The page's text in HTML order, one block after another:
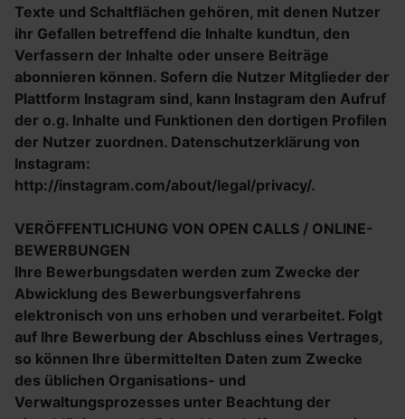
Texte und Schaltflächen gehören, mit denen Nutzer
ihr Gefallen betreffend die Inhalte kundtun, den
Verfassern der Inhalte oder unsere Beiträge
abonnieren können. Sofern die Nutzer Mitglieder der
Plattform Instagram sind, kann Instagram den Aufruf
der o.g. Inhalte und Funktionen den dortigen Profilen
der Nutzer zuordnen. Datenschutzerklärung von
Instagram:
http://instagram.com/about/legal/privacy/.
VERÖFFENTLICHUNG VON OPEN CALLS / ONLINE-
BEWERBUNGEN
Ihre Bewerbungsdaten werden zum Zwecke der
Abwicklung des Bewerbungsverfahrens
elektronisch von uns erhoben und verarbeitet. Folgt
auf Ihre Bewerbung der Abschluss eines Vertrages,
so können Ihre übermittelten Daten zum Zwecke
des üblichen Organisations- und
Verwaltungsprozesses unter Beachtung der